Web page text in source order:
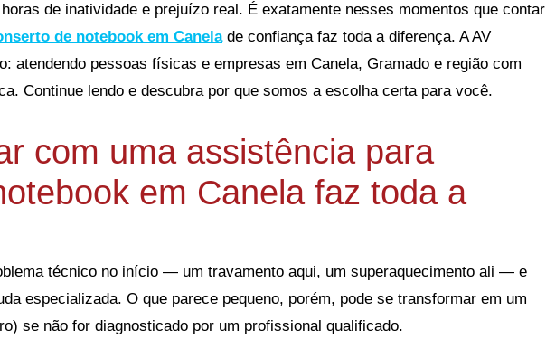
de inatividade e prejuízo real. É exatamente nesses momentos que contar
de notebook em Canelade confiança faz toda a diferença. A AV
atendendo pessoas físicas e empresas em Canela, Gramado e região com
Continue lendo e descubra por que somos a escolha certa para você.
com uma assistência para
em Canela faz toda a
técnico no início — um travamento aqui, um superaquecimento ali — e
especializada. O que parece pequeno, porém, pode se transformar em um
se não for diagnosticado por um profissional qualificado.